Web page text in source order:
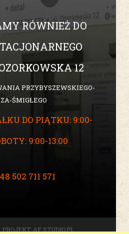
RÓWNIEŻ DO
12
PRZYBYSZEWSKIEGO-
ŚMIGŁEGO
DO PIĄTKU: 9:00-
9:00-13:00
502 711 571
PROJEKT: AF STUDIO.PL